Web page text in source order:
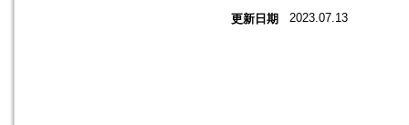
更新日期 2023.07.13